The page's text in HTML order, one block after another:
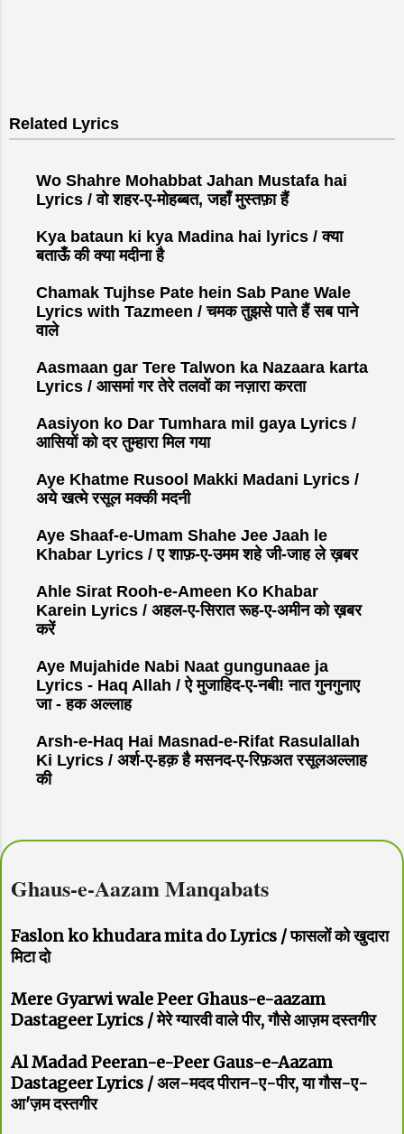
Related Lyrics
Wo Shahre Mohabbat Jahan Mustafa hai
Lyrics / वो शहर-ए-मोहब्बत, जहाँ मुस्तफ़ा हैं
Kya bataun ki kya Madina hai lyrics / क्या
बताऊँ की क्या मदीना है
Chamak Tujhse Pate hein Sab Pane Wale
Lyrics with Tazmeen / चमक तुझसे पाते हैं सब पाने
वाले
Aasmaan gar Tere Talwon ka Nazaara karta
Lyrics / आसमां गर तेरे तलवों का नज़ारा करता
Aasiyon ko Dar Tumhara mil gaya Lyrics /
आसियों को दर तुम्हारा मिल गया
Aye Khatme Rusool Makki Madani Lyrics /
अये खत्मे रसूल मक्की मदनी
Aye Shaaf-e-Umam Shahe Jee Jaah le
Khabar Lyrics / ए शाफ़-ए-उमम शहे जी-जाह ले ख़बर
Ahle Sirat Rooh-e-Ameen Ko Khabar
Karein Lyrics / अहल-ए-सिरात रूह-ए-अमीन को ख़बर
करें
Aye Mujahide Nabi Naat gungunaae ja
Lyrics - Haq Allah / ऐ मुजाहिद-ए-नबी! नात गुनगुनाए
जा - हक अल्लाह
Arsh-e-Haq Hai Masnad-e-Rifat Rasulallah
Ki Lyrics / अर्श-ए-हक़ है मसनद-ए-रिफ़अत रसूलअल्लाह
की
Ghaus-e-Aazam Manqabats
Faslon ko khudara mita do Lyrics / फासलों को खुदारा
मिटा दो
Mere Gyarwi wale Peer Ghaus-e-aazam
Dastageer Lyrics / मेरे ग्यारवी वाले पीर, गौसे आज़म दस्तगीर
Al Madad Peeran-e-Peer Gaus-e-Aazam
Dastageer Lyrics / अल-मदद पीरान-ए-पीर, या गौस-ए-
आ'ज़म दस्तगीर